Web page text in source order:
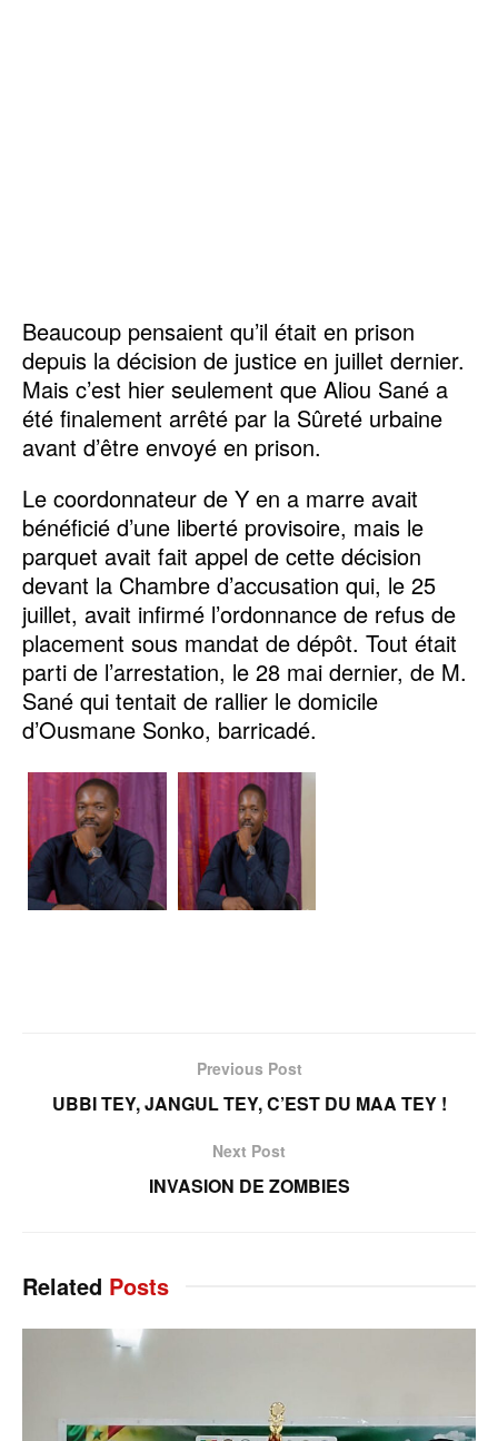
Beaucoup pensaient qu’il était en prison
depuis la décision de justice en juillet dernier.
Mais c’est hier seulement que Aliou Sané a
été finalement arrêté par la Sûreté urbaine
avant d’être envoyé en prison.
Le coordonnateur de Y en a marre avait
bénéficié d’une liberté provisoire, mais le
parquet avait fait appel de cette décision
devant la Chambre d’accusation qui, le 25
juillet, avait infirmé l’ordonnance de refus de
placement sous mandat de dépôt. Tout était
parti de l’arrestation, le 28 mai dernier, de M.
Sané qui tentait de rallier le domicile
d’Ousmane Sonko, barricadé.
Previous Post
UBBI TEY, JANGUL TEY, C’EST DU MAA TEY !
Next Post
INVASION DE ZOMBIES
Related Posts